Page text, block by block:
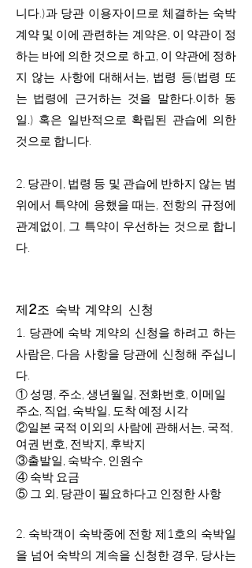
니다.)과 당관 이용자이므로 체결하는 숙박
계약 및 이에 관련하는 계약은, 이 약관이 정
하는 바에 의한 것으로 하고, 이 약관에 정하
지 않는 사항에 대해서는, 법령 등(법령 또
는 법령에 근거하는 것을 말한다.이하 동
일.) 혹은 일반적으로 확립된 관습에 의한
것으로 합니다.
2. 당관이, 법령 등 및 관습에 반하지 않는 범
위에서 특약에 응했을 때는, 전항의 규정에
관계없이, 그 특약이 우선하는 것으로 합니
다.
제2조 숙박 계약의 신청
1. 당관에 숙박 계약의 신청을 하려고 하는
사람은, 다음 사항을 당관에 신청해 주십니
다.
① 성명, 주소, 생년월일, 전화번호, 이메일
주소, 직업, 숙박일, 도착 예정 시각
②일본 국적 이외의 사람에 관해서는, 국적,
여권 번호, 전박지, 후박지
③출발일, 숙박수, 인원수
④ 숙박 요금
⑤ 그 외, 당관이 필요하다고 인정한 사항
2. 숙박객이 숙박중에 전항 제1호의 숙박일
을 넘어 숙박의 계속을 신청한 경우, 당사는